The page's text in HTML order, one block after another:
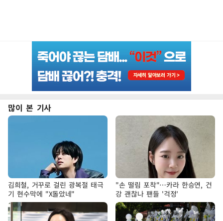
많이 본 기사
김희철, 거꾸로 걸린 광복절 태극
기 현수막에 "X돌았네"
"손 떨림 포착"…카라 한승연, 건
강 괜찮나 팬들 '걱정'